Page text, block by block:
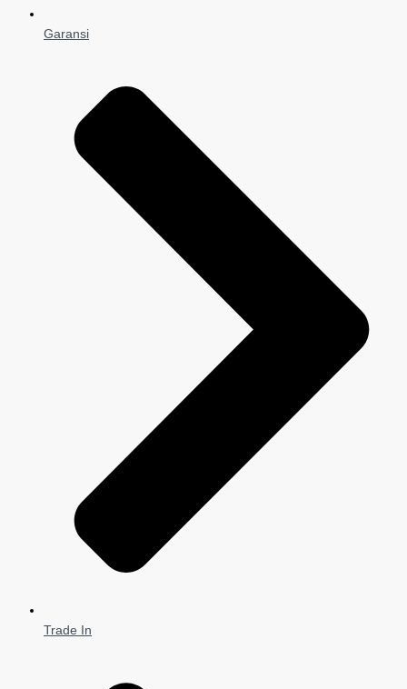
Garansi
Trade In